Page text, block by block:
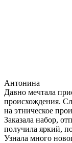
Антонина
Давно мечтала
происхождения.
на этническое
Заказала набор,
получила яркий,
Узнала много